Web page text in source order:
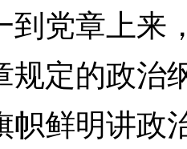
到党章上来
规定的政治
帜鲜明讲政